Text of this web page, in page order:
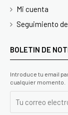
Mi cuenta
Seguimiento
BOLETIN DE
Introduce tu email
cualquier momento.